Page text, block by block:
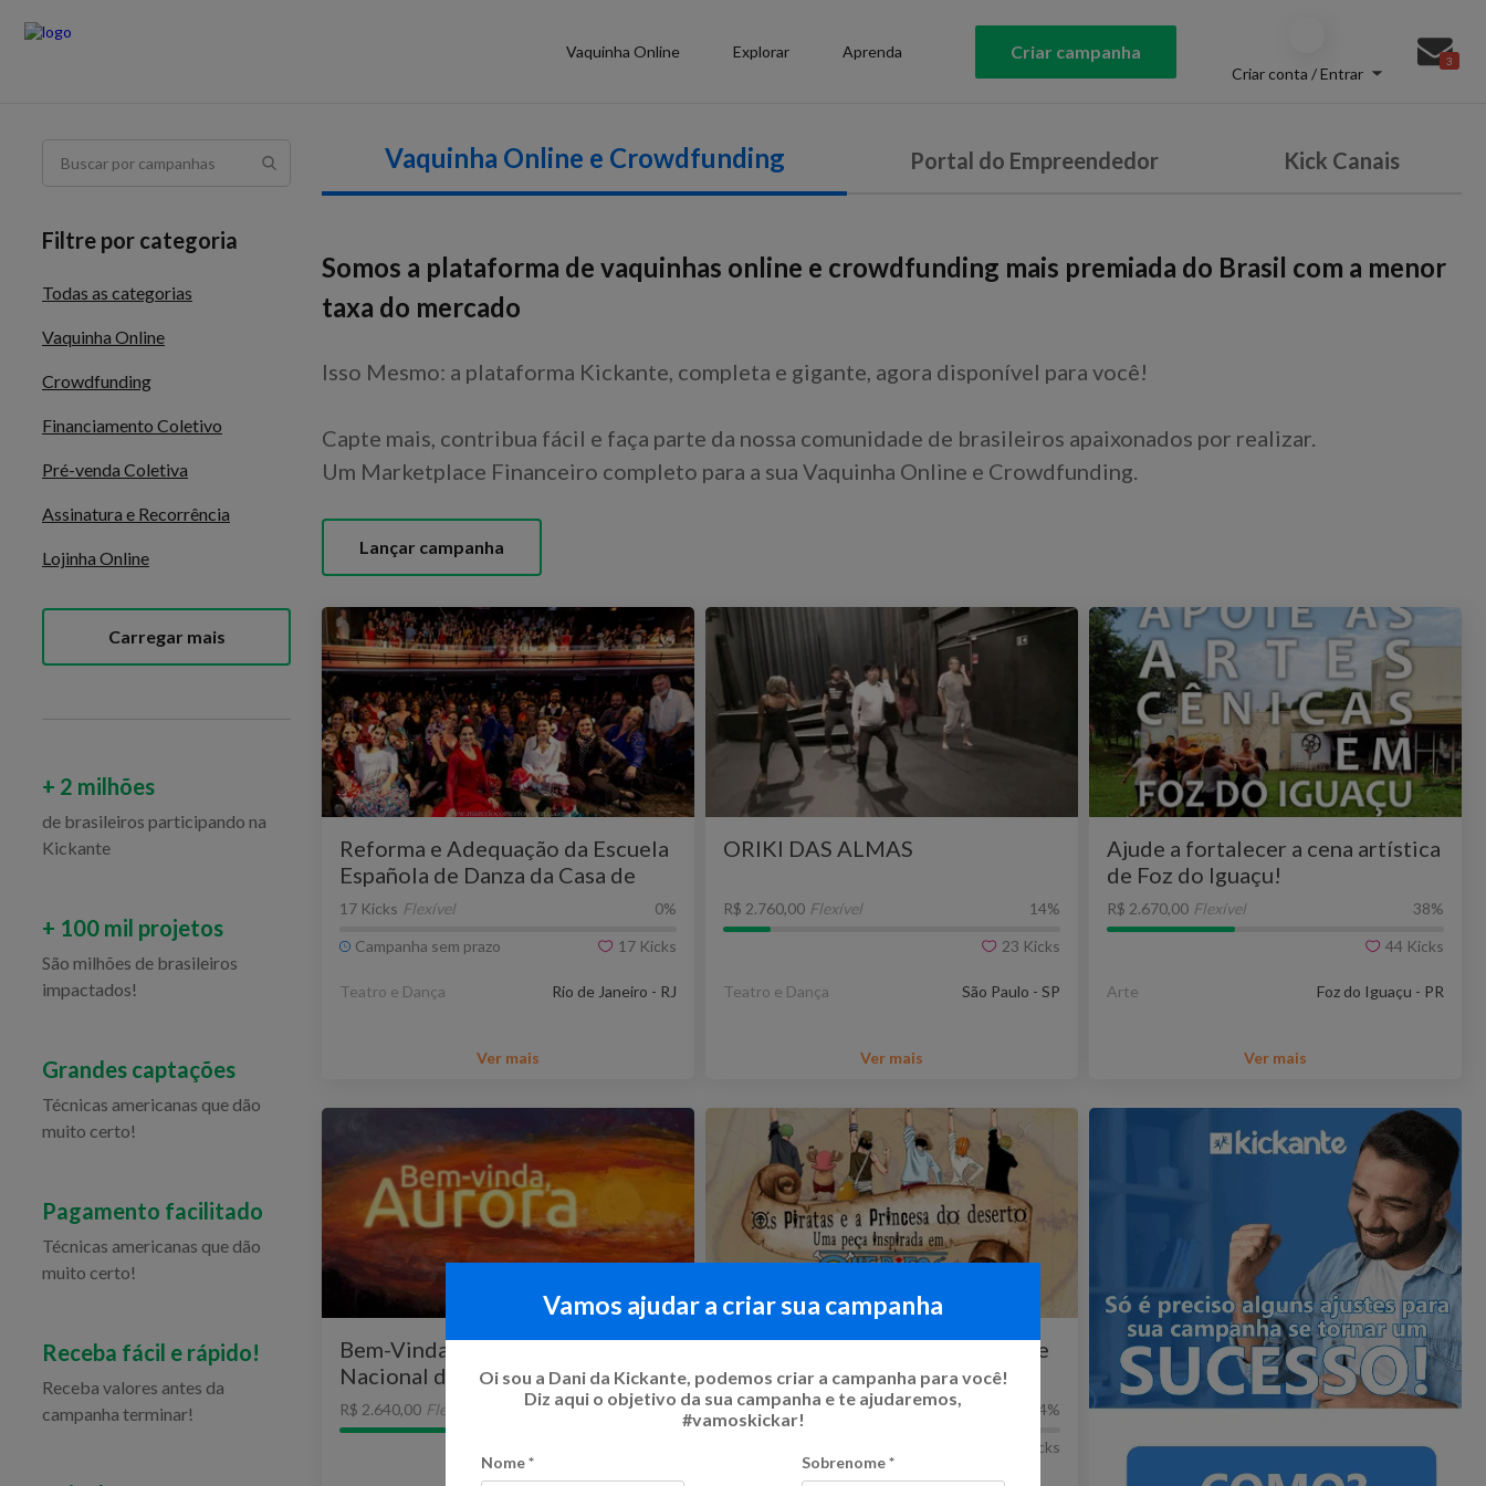
Vaquinha Online Explorar Aprenda Criar campanha
Criar conta / Entrar
3
Vaquinha Online e Crowdfunding Portal do Empreendedor Kick Canais
Somos a plataforma de vaquinhas online e crowdfunding mais premiada do Brasil com a menor
taxa do mercado
Isso Mesmo: a plataforma Kickante, completa e gigante, agora disponível para você!
Capte mais, contribua fácil e faça parte da nossa comunidade de brasileiros apaixonados por realizar.
Um Marketplace Financeiro completo para a sua Vaquinha Online e Crowdfunding.
Lançar campanha
Reforma e Adequação da Escuela
Española de Danza da Casa de
Espanha
17 Kicks Flexível 0%
Campanha sem prazo
17 Kicks
Teatro e Dança Rio de Janeiro - RJ
Ver mais
ORIKI DAS ALMAS
R$ 2.760,00 Flexível 14%
23 Kicks
Teatro e Dança São Paulo - SP
Ver mais
Ajude a fortalecer a cena artística
de Foz do Iguaçu!
R$ 2.670,00 Flexível 38%
44 Kicks
Arte Foz do Iguaçu - PR
Ver mais
Bem-Vinda, Aurora no XXI Fórum
Nacional de Arte Espírita |
ABRARTE
R$ 2.640,00 Flexível 38%
Peça de Teatro inspirada em One
Piece
R$ 2.600,00 Flexível 14%
Kicks
Filtre por categoria
Todas as categorias
Vaquinha Online
Crowdfunding
Financiamento Coletivo
Pré-venda Coletiva
Assinatura e Recorrência
Lojinha Online
Carregar mais
+ 2 milhões
de brasileiros participando na
Kickante
+ 100 mil projetos
São milhões de brasileiros
impactados!
Grandes captações
Técnicas americanas que dão
muito certo!
Pagamento facilitado
Técnicas americanas que dão
muito certo!
Receba fácil e rápido!
Receba valores antes da
campanha terminar!
Vamos ajudar a criar sua campanha
Oi sou a Dani da Kickante, podemos criar a campanha para você!
Diz aqui o objetivo da sua campanha e te ajudaremos,
#vamoskickar!
Nome* Sobrenome*